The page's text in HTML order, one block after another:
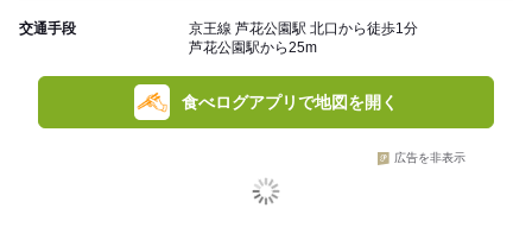
交通手段
京王線 芦花公園駅 北口から徒歩1分
芦花公園駅から25m
食べログアプリで地図を開く
広告を非表示